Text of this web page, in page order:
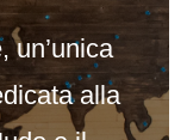
un’unica
alla